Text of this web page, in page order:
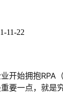
11-22
开始拥抱RPA
要一点，就是